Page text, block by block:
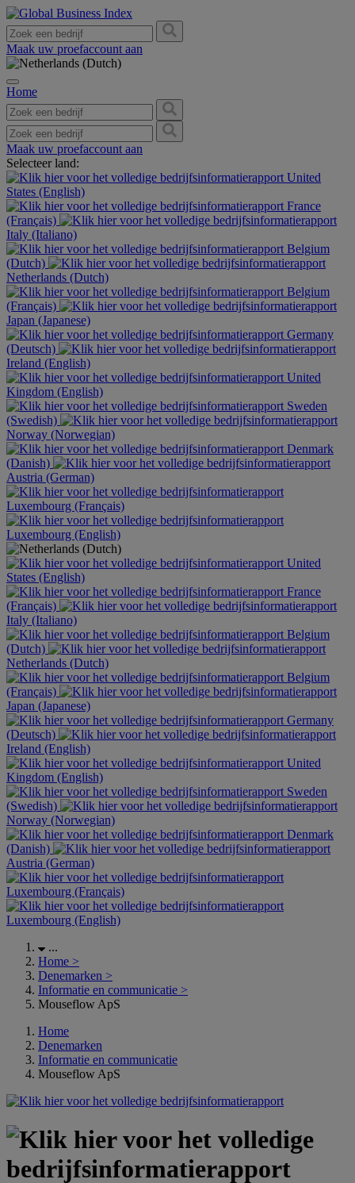
Maak uw proefaccount aan
Home
Maak uw proefaccount aan
Selecteer land:
United
States (English)
France
(Français)
Italy (Italiano)
Belgium
(Dutch)
Netherlands (Dutch)
Belgium
(Français)
Japan (Japanese)
Germany
(Deutsch)
Ireland (English)
United
Kingdom (English)
Sweden
(Swedish)
Norway (Norwegian)
Denmark
(Danish)
Austria (German)
Luxembourg (Français)
Luxembourg (English)
United
States (English)
France
(Français)
Italy (Italiano)
Belgium
(Dutch)
Netherlands (Dutch)
Belgium
(Français)
Japan (Japanese)
Germany
(Deutsch)
Ireland (English)
United
Kingdom (English)
Sweden
(Swedish)
Norway (Norwegian)
Denmark
(Danish)
Austria (German)
Luxembourg (Français)
Luxembourg (English)
...
Home >
Denemarken >
Informatie en communicatie >
Mouseflow ApS
Home
Denemarken
Informatie en communicatie
Mouseflow ApS